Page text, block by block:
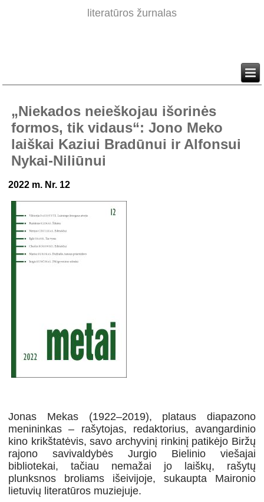
literatūros žurnalas
„Niekados neieškojau išorinės
formos, tik vidaus“: Jono Meko
laiškai Kaziui Bradūnui ir Alfonsui
Nykai-Niliūnui
2022 m. Nr. 12
Jonas Mekas (1922–2019), plataus diapazono
menininkas – rašytojas, redaktorius, avangardinio
kino krikštatėvis, savo archyvinį rinkinį patikėjo Biržų
rajono savivaldybės Jurgio Bielinio viešajai
bibliotekai, tačiau nemažai jo laiškų, rašytų
plunksnos broliams išeivijoje, sukaupta Maironio
lietuvių literatūros muziejuje.